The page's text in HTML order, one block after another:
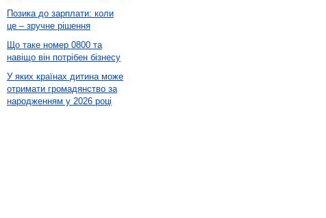
Позика до зарплати: коли
це – зручне рішення
Що таке номер 0800 та
навіщо він потрібен бізнесу
У яких країнах дитина може
отримати громадянство за
народженням у 2026 році